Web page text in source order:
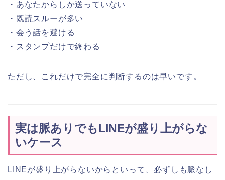
・あなたからしか送っていない
・既読スルーが多い
・会う話を避ける
・スタンプだけで終わる
ただし、これだけで完全に判断するのは早いです。
実は脈ありでもLINEが盛り上がらな
いケース
LINEが盛り上がらないからといって、必ずしも脈なし